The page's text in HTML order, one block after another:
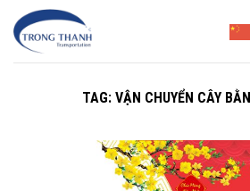
Chuyển
đến
TAG: VẬN CHUYỂN CÂY